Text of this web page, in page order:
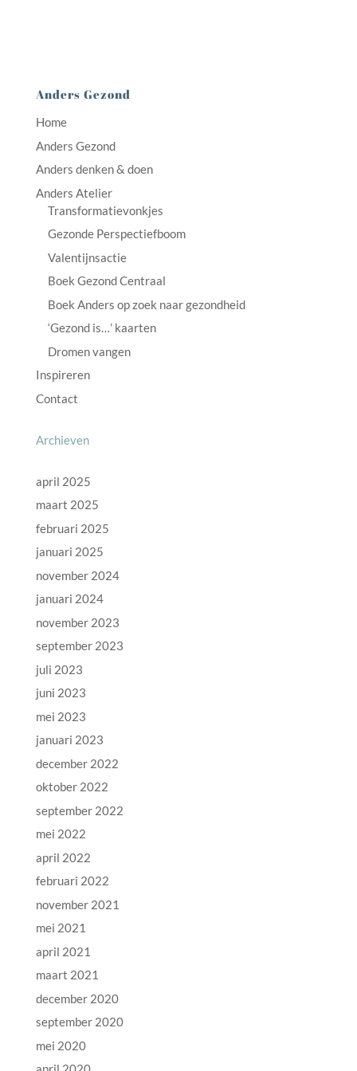
Anders Gezond
Home
Anders Gezond
Anders denken & doen
Anders Atelier
Transformatievonkjes
Gezonde Perspectiefboom
Valentijnsactie
Boek Gezond Centraal
Boek Anders op zoek naar gezondheid
‘Gezond is…’ kaarten
Dromen vangen
Inspireren
Contact
Archieven
april 2025
maart 2025
februari 2025
januari 2025
november 2024
januari 2024
november 2023
september 2023
juli 2023
juni 2023
mei 2023
januari 2023
december 2022
oktober 2022
september 2022
mei 2022
april 2022
februari 2022
november 2021
mei 2021
april 2021
maart 2021
december 2020
september 2020
mei 2020